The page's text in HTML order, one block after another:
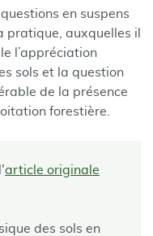
en suspens
pratique, auxquelles il
l’appréciation
sols et la question
de la présence
forestière.
article originale
des sols en